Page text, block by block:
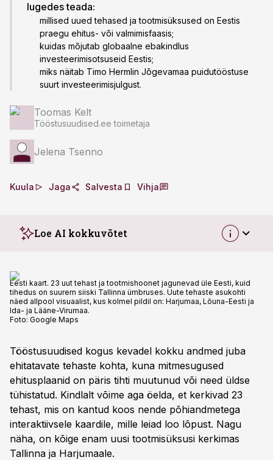
lugedes teada:
millised uued tehased ja tootmisüksused on Eestis
praegu ehitus- või valmimisfaasis;
kuidas mõjutab globaalne ebakindlus
investeerimisotsuseid Eestis;
miks näitab Timo Hermlin Jõgevamaa puidutööstuse
suurt investeerimisjulgust.
Toomas Kelt
Tööstusuudised.ee toimetaja
Jelena Tsenno
Kuula Jaga Salvesta Vihja
Loe AI kokkuvõtet
Eesti kaart. 23 uut tehast ja tootmishoonet jagunevad üle Eesti, kuid
tihedus on suurem siiski Tallinna ümbruses. Uute tehaste asukohti
näed allpool visuaalist, kus kolmel pildil on: Harjumaa, Lõuna-Eesti ja
Ida- ja Lääne-Virumaa.
Foto: Google Maps
Tööstusuudised kogus kevadel kokku andmed juba
ehitatavate tehaste kohta, kuna mitmesugused
ehitusplaanid on päris tihti muutunud või need üldse
tühistatud. Kindlalt võime aga öelda, et kerkivad 23
tehast, mis on kantud koos nende põhiandmetega
interaktiivsele kaardile, mille leiad loo lõpust. Nagu
näha, on kõige enam uusi tootmisüksusi kerkimas
Tallinna ja Harjumaale.